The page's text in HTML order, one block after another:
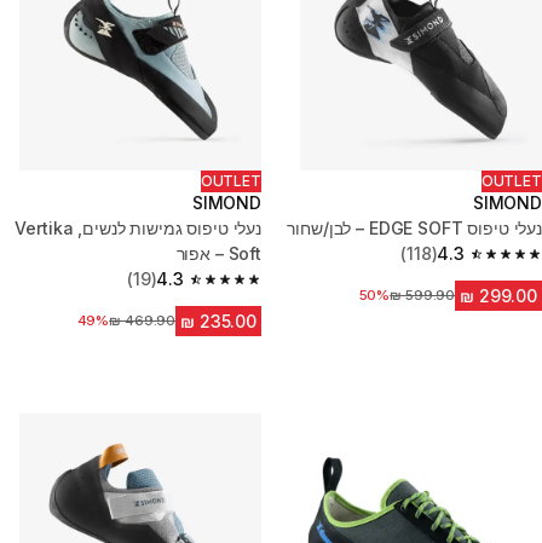
OUTLET
SIMOND
נעלי טיפוס EDGE SOFT – לבן/שחור
4.3
4.3 out of 5 stars from 118 reviews
(118)
מחיר לפני הנחה
50%
OUTLET
SIMOND
נעלי טיפוס גמישות לנשים, Vertika
Soft – אפור
4.3
4.3 out of 5 stars from 19 reviews
(19)
מחיר לפני הנחה
49%